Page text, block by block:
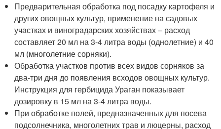
Предварительная обработка под посадку картофеля и
других овощных культур, применение на садовых
участках и виноградарских хозяйствах – расход
составляет 20 мл на 3-4 литра воды (однолетние) и 40
мл (многолетние сорняки).
Обработка участков против всех видов сорняков за
два-три дня до появления всходов овощных культур.
Инструкция для гербицида Ураган показывает
дозировку в 15 мл на 3-4 литра воды.
При обработке полей, предназначенных для посева
подсолнечника, многолетних трав и люцерны, расход